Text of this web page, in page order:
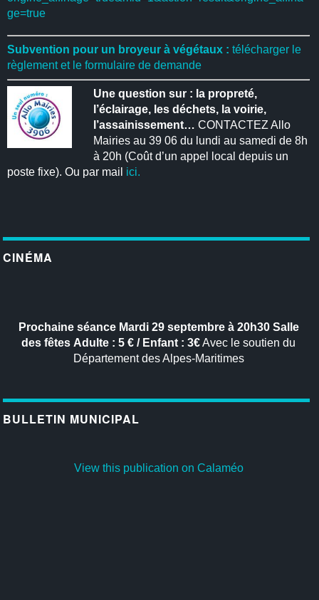
ge=true
Subvention pour un broyeur à végétaux : télécharger le
règlement et le formulaire de demande
Une question sur : la propreté,
l’éclairage, les déchets, la voirie,
l’assainissement… CONTACTEZ Allo
Mairies au 39 06 du lundi au samedi de 8h
à 20h (Coût d’un appel local depuis un
poste fixe). Ou par mail ici.
CINÉMA
Prochaine séanceMardi 29 septembre à 20h30 Salle
des fêtes Adulte : 5 € / Enfant : 3€Avec le soutien du
Département des Alpes-Maritimes
BULLETIN MUNICIPAL
View this publication on Calaméo